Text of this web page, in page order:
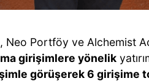
Neo Portföy ve Alchemist
girişimlere yönelik
görüşerek 6 girişime